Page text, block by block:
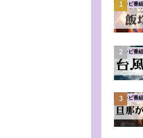
テレビ番組
テレビ番組
テレビ番組